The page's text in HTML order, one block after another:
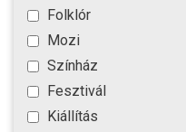
Folklór
Mozi
Színház
Fesztivál
Kiállítás